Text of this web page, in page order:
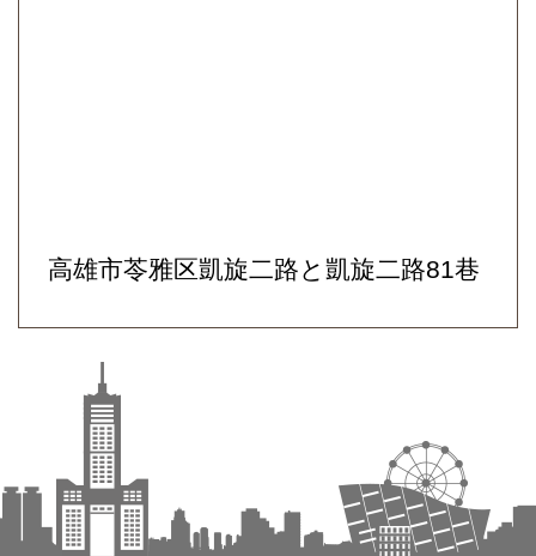
高雄市苓雅区凱旋二路と凱旋二路81巷